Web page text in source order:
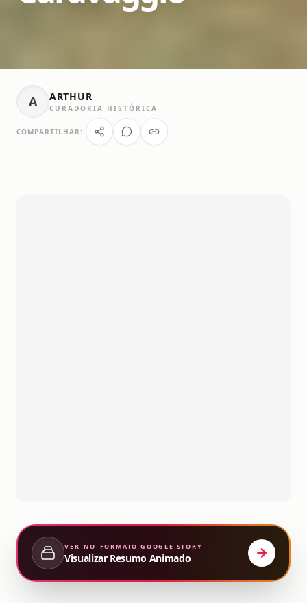
A ARTHUR
CURADORIA HISTÓRICA
COMPARTILHAR:
VER_NO_FORMATO GOOGLE STORY
Visualizar Resumo Animado